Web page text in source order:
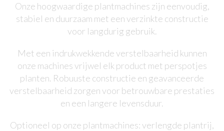
Onze hoogwaardige plantmachines zijn eenvoudig,
stabiel en duurzaam met een verzinkte constructie
voor langdurig gebruik.
Met een indrukwekkende verstelbaarheid kunnen
onze machines vrijwel elk product met perspotjes
planten. Robuuste constructie en geavanceerde
verstelbaarheid zorgen voor betrouwbare prestaties
en een langere levensduur.
Optioneel op onze plantmachines: verlengde plantrij,